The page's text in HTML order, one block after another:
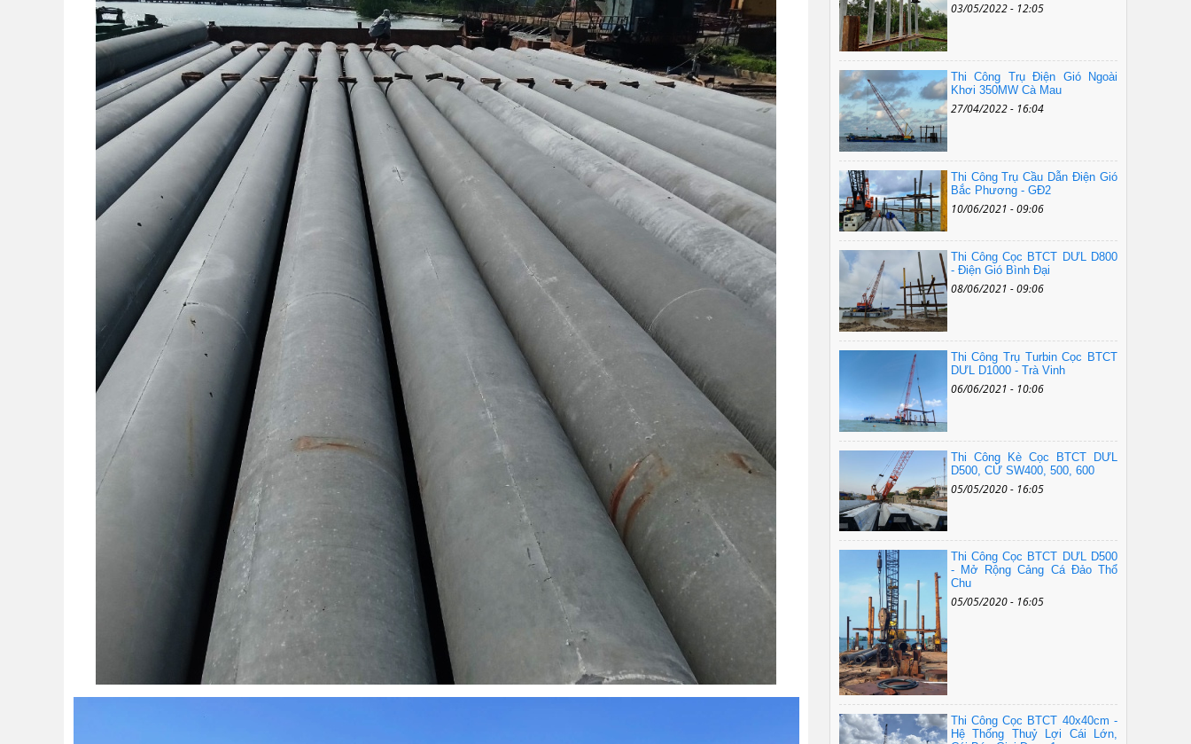
03/05/2022 - 12:05
Thi Công Trụ Điện Gió Ngoài
Khơi 350MW Cà Mau
27/04/2022 - 16:04
Thi Công Trụ Cầu Dẫn Điện Gió
Bắc Phương - GĐ2
10/06/2021 - 09:06
Thi Công Cọc BTCT DƯL D800
- Điện Gió Bình Đại
08/06/2021 - 09:06
Thi Công Trụ Turbin Cọc BTCT
DƯL D1000 - Trà Vinh
06/06/2021 - 10:06
Thi Công Kè Cọc BTCT DƯL
D500, CỪ SW400, 500, 600
05/05/2020 - 16:05
Thi Công Cọc BTCT DƯL D500
- Mở Rộng Cảng Cá Đảo Thổ
Chu
05/05/2020 - 16:05
Thi Công Cọc BTCT 40x40cm -
Hệ Thống Thuỷ Lợi Cái Lớn,